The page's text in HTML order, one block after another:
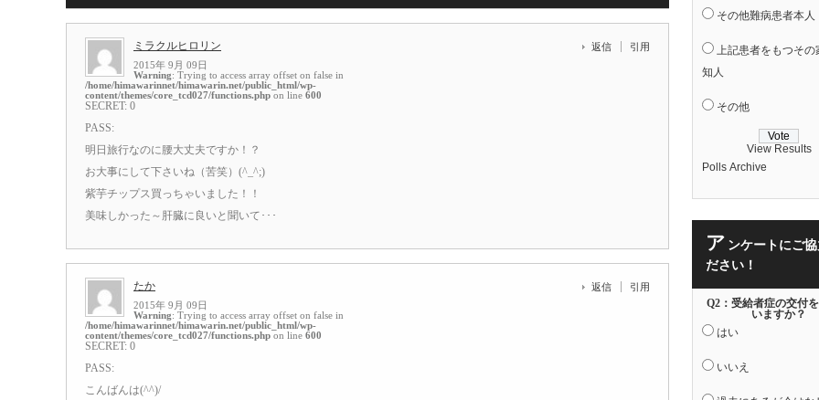
ミラクルヒロリン
2015年 9月 09日
Warning: Trying to access array offset on false in
/home/himawarinnet/himawarin.net/public_html/wp-
content/themes/core_tcd027/functions.php on line 600
返信 引用
SECRET: 0
PASS:
明日旅行なのに腰大丈夫ですか！？
お大事にして下さいね（苦笑）(^_^;)
紫芋チップス買っちゃいました！！
美味しかった～肝臓に良いと聞いて･･･
たか
2015年 9月 09日
Warning: Trying to access array offset on false in
/home/himawarinnet/himawarin.net/public_html/wp-
content/themes/core_tcd027/functions.php on line 600
返信 引用
SECRET: 0
PASS:
こんばんは(^^)/
その他難病患者本人
上記患者をもつその
知人
その他
View Results
Polls Archive
ア ンケートにご
ださい！
Q2：受給者症の交付
いますか？
はい
いいえ